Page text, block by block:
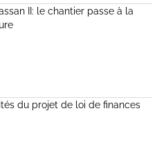
II: le chantier passe à la
du projet de loi de finances